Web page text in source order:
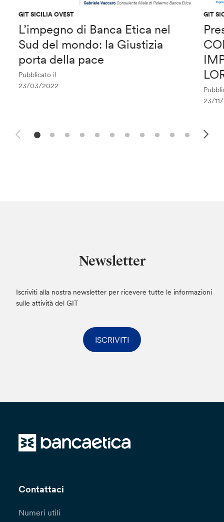
GIT SICILIA OVEST
L’impegno di Banca Etica nel
Sud del mondo: la Giustizia
porta della pace
Pubblicato il
23/03/2022
GIT
23/
Newsletter
Iscriviti alla nostra newsletter per ricevere tutte le informazioni
sulle attività del GIT
ISCRIVITI
Contattaci
Numeri utili